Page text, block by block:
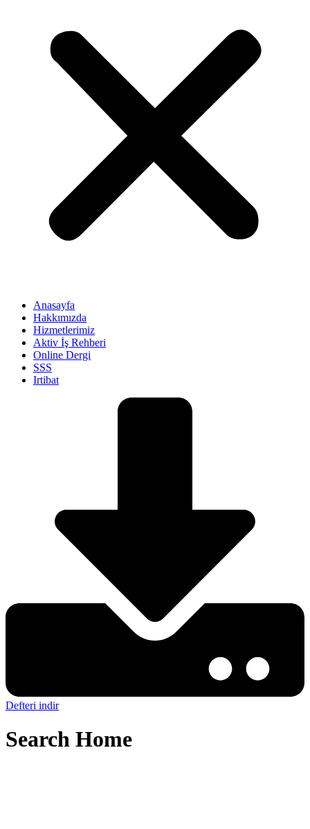
Anasayfa
Hakkımızda
Hizmetlerimiz
Aktiv İş Rehberi
Online Dergi
SSS
Irtibat
Defteri indir
Search Home